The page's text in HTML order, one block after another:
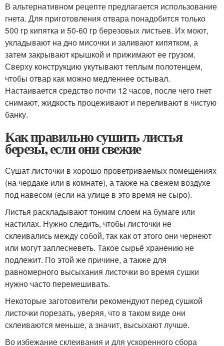
В альтернативном рецепте предлагается использование
гнета. Для приготовления отвара понадобится только
500 гр кипятка и 50-60 гр березовых листьев. Их моют,
укладывают на дно мисочки и заливают кипятком, а
затем закрывают крышкой и прижимают ее грузом.
Сверху конструкцию укутывают теплым полотенцем,
чтобы отвар как можно медленнее остывал.
Настаивается средство почти 12 часов, после чего гнет
снимают, жидкость процеживают и переливают в чистую
банку.
Как правильно сушить листья
березы, если они свежие
Сушат листочки в хорошо проветриваемых помещениях
(на чердаке или в комнате), а также на свежем воздухе
под навесом (если на улице в это время не сыро).
Листья раскладывают тонким слоем на бумаге или
настилах. Нужно следить, чтобы листочки не
склеивались между собой, так как от этого они чернеют
или могут заплесневеть. Такое сырьё хранению не
подлежит. По этой же причине, а также для
равномерного высыхания листочки во время сушки
нужно часто перемешивать.
Некоторые заготовители рекомендуют перед сушкой
листочки порезать, уверяя, что в таком виде они
склеиваются меньше, а значит, высыхают лучше.
Во избежание склеивания и для ускоренного сбора